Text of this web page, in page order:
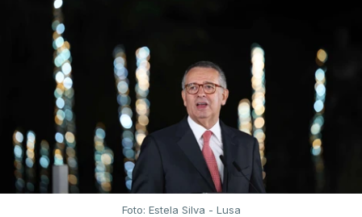
Foto: Estela Silva - Lusa